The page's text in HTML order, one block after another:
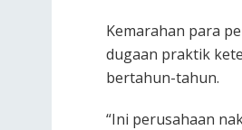
Kemarahan para
dugaan praktik
bertahun-tahun.
“Ini perusahaan